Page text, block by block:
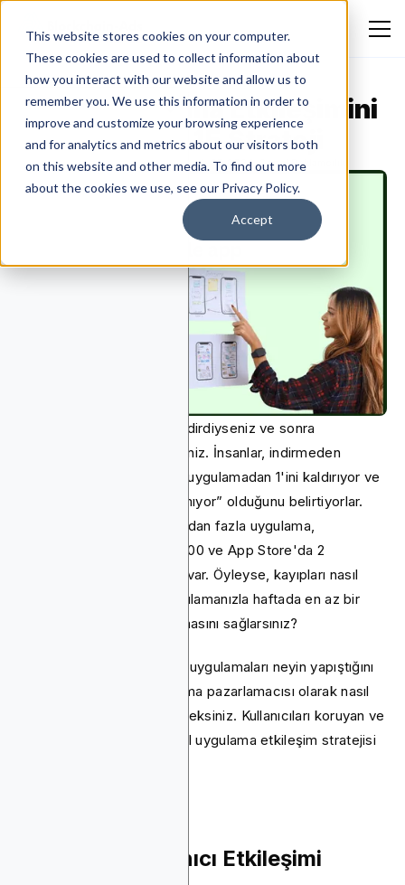
This website stores cookies on your computer.
These cookies are used to collect information about
how you interact with our website and allow us to
remember you. We use this information in order to
improve and customize your browsing experience
and for analytics and metrics about our visitors both
on this website and other media. To find out more
about the cookies we use, see our Privacy Policy.
Accept
Mobil Uygulama Etkileşimini
Artırmak için 15 Strateji
Emmanuella Oluwafemi March 27, 2026 Genel Reklamcılık
Daha önce bir uygulama indirdiyseniz ve sonra
unuttuysanız, yalnız değilsiniz. İnsanlar, indirmeden
sonraki ilk 30 gün içinde 2 uygulamadan 1'ini kaldırıyor ve
ana sebep olarak “kullanılmıyor” olduğunu belirtiyorlar.
Google Play'de 3,6 milyondan fazla uygulama,
Amazon'da yaklaşık 600.000 ve App Store'da 2
milyondan fazla uygulama var. Öyleyse, kayıpları nasıl
azaltır ve kullanıcıların uygulamanızla haftada en az bir
veya iki kez etkileşim kurmasını sağlarsınız?
Bu kılavuzda, en ilgi çekici uygulamaları neyin yapıştığını
ve bunları bir mobil uygulama pazarlamacısı olarak nasıl
uygulayabileceğinizi göreceksiniz. Kullanıcıları koruyan ve
gelir sağlayan en son mobil uygulama etkileşim stratejisi
Uygulama Kullanıcı Etkileşimi